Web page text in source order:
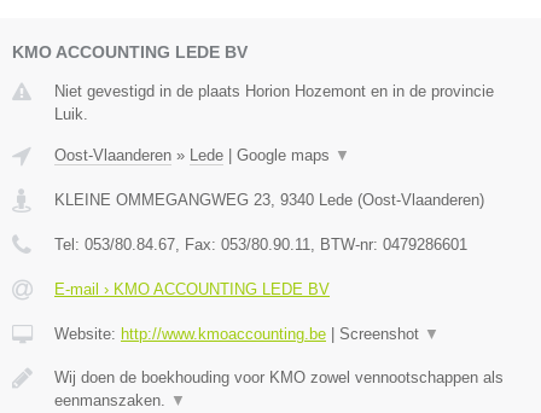
KMO ACCOUNTING LEDE BV
Niet gevestigd in de plaats Horion Hozemont en in de provincie
Luik.
Oost-Vlaanderen » Lede | Google maps ▼
KLEINE OMMEGANGWEG 23 9340 Lede (Oost-Vlaanderen)
Tel: 053/80.84.67 , Fax: 053/80.90.11 , BTW-nr: 0479286601
E-mail › KMO ACCOUNTING LEDE BV
Website: http://www.kmoaccounting.be | Screenshot ▼
Wij doen de boekhouding voor KMO zowel vennootschappen als
eenmanszaken.
▼